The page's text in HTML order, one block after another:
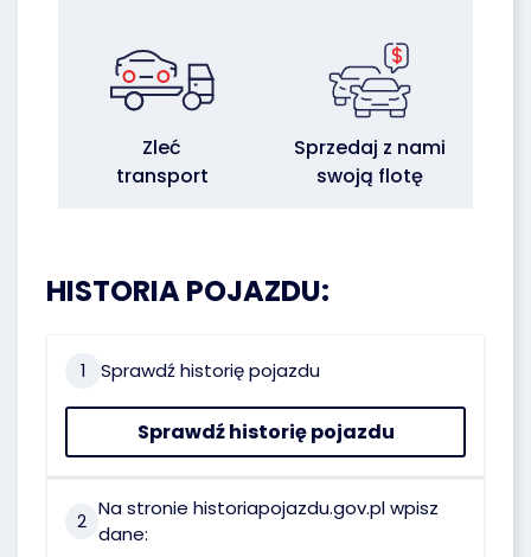
Zleć
transport
Sprzedaj z nami
swoją flotę
HISTORIA POJAZDU:
1 Sprawdź historię pojazdu
Sprawdź historię pojazdu
2
Na stronie historiapojazdu.gov.pl wpisz
dane: